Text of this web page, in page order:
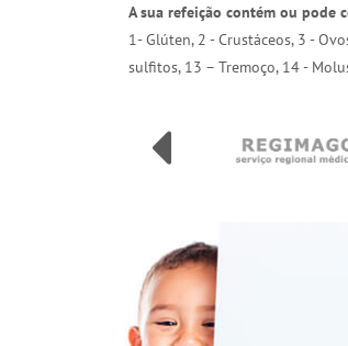
A sua refeição contém ou pode
1- Glúten, 2 - Crustáceos, 3 -
sulfitos, 13 – Tremoço, 14 -